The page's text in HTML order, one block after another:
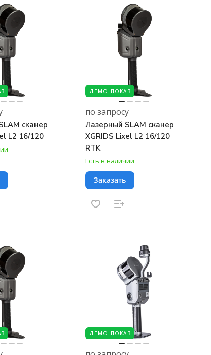
сканер
L2 16/120
ДЕМО-ПОКАЗ
по запросу
Лазерный SLAM сканер
XGRIDS Lixel L2 16/120
RTK
Есть в наличии
Заказать
ДЕМО-ПОКАЗ